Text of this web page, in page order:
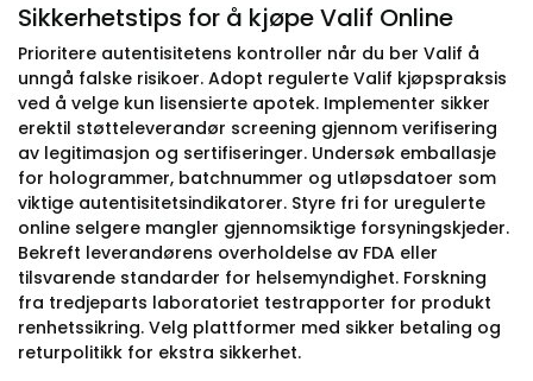
Sikkerhetstips for å kjøpe Valif Online
Prioritere autentisitetens kontroller når du ber Valif å
unngå falske risikoer. Adopt regulerte Valif kjøpspraksis
ved å velge kun lisensierte apotek. Implementer sikker
erektil støtteleverandør screening gjennom verifisering
av legitimasjon og sertifiseringer. Undersøk emballasje
for hologrammer, batchnummer og utløpsdatoer som
viktige autentisitetsindikatorer. Styre fri for uregulerte
online selgere mangler gjennomsiktige forsyningskjeder.
Bekreft leverandørens overholdelse av FDA eller
tilsvarende standarder for helsemyndighet. Forskning
fra tredjeparts laboratoriet testrapporter for produkt
renhetssikring. Velg plattformer med sikker betaling og
returpolitikk for ekstra sikkerhet.